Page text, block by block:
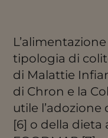
tipologia di
di Malattie
di Chron e la
utile
[6] o della dieta